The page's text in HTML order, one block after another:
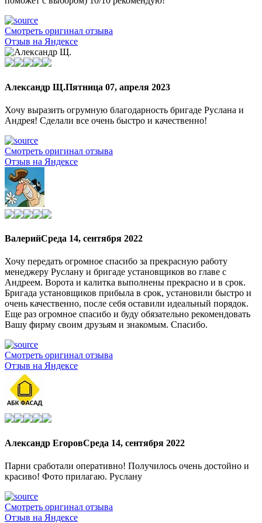
Смотреть оригинал отзыва
Отзыв на Яндексе
Александр Щ.Пятница 07, апреля 2023
Хочу выразить огрумную благодарность бригаде Руслана и
Андрея! Сделали все очень быстро и качественно!
Смотреть оригинал отзыва
Отзыв на Яндексе
ВалерийСреда 14, сентября 2022
Хочу передать огромное спасибо за прекрасную работу
менеджеру Руслану и бригаде установщиков во главе с
Андреем. Ворота и калитка выполнены прекрасно и в срок.
Бригада установщиков прибыла в срок, установили быстро и
очень качественно, после себя оставили идеальный порядок.
Еще раз огромное спасибо и буду обязательно рекомендовать
Вашу фирму своим друзьям и знакомым. Спасибо.
Смотреть оригинал отзыва
Отзыв на Яндексе
Александр ЕгоровСреда 14, сентября 2022
Парни сработали оперативно! Получилось очень достойно и
красиво! Фото прилагаю. Руслану
Смотреть оригинал отзыва
Отзыв на Яндексе